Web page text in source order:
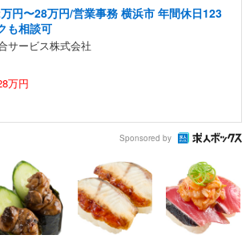
円〜28万円/営業事務 横浜市 年間休日123
も相談可
サービス株式会社
万円
Sponsored by